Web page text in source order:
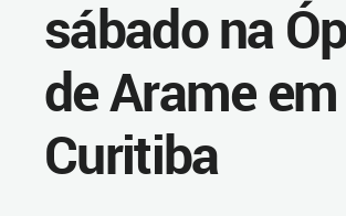
sábado na
de Arame em
Curitiba